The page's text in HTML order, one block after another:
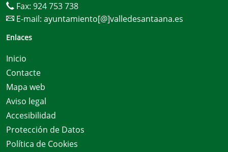
Fax: 924 753 738
E-mail: ayuntamiento[@]valledesantaana.es
Enlaces
Inicio
Contacte
Mapa web
Aviso legal
Accesibilidad
Protección de Datos
Política de Cookies